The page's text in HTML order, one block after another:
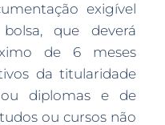
exigível
que deverá
de 6 meses
da titularidade
diplomas e de
ou cursos não